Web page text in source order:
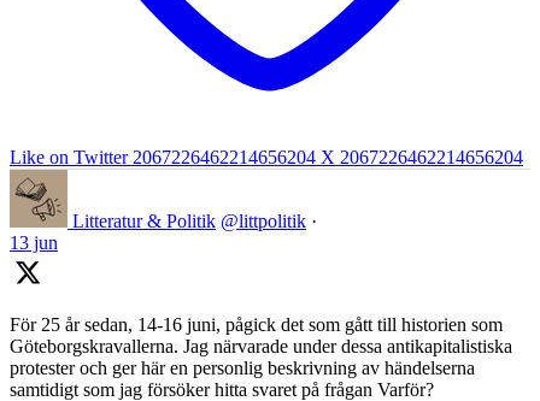
Like on Twitter 2067226462214656204 X 2067226462214656204
Litteratur & Politik @littpolitik ·
13 jun
För 25 år sedan, 14-16 juni, pågick det som gått till historien som
Göteborgskravallerna. Jag närvarade under dessa antikapitalistiska
protester och ger här en personlig beskrivning av händelserna
samtidigt som jag försöker hitta svaret på frågan Varför?